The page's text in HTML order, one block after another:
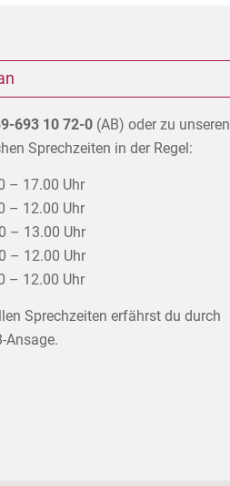
693 10 72-0 (AB) oder zu unseren
Sprechzeiten in der Regel:
– 17.00 Uhr
– 12.00 Uhr
– 13.00 Uhr
– 12.00 Uhr
– 12.00 Uhr
Sprechzeiten erfährst du durch
Ansage.